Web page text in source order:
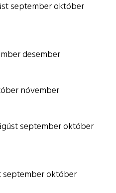
septemberoktóber
desember
nóvember
septemberoktóber
septemberoktóber